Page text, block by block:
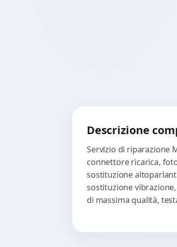
Descrizione
Servizio di riparazione
connettore ricarica,
sostituzione
sostituzione
di massima qualità,